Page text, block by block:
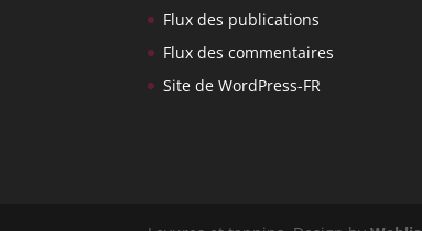
Flux des publications
Flux des commentaires
Site de WordPress-FR